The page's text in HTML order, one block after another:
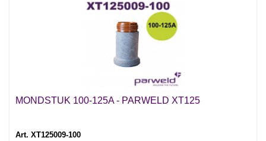
MONDSTUK 100-125A - PARWELD XT125
Art. XT125009-100